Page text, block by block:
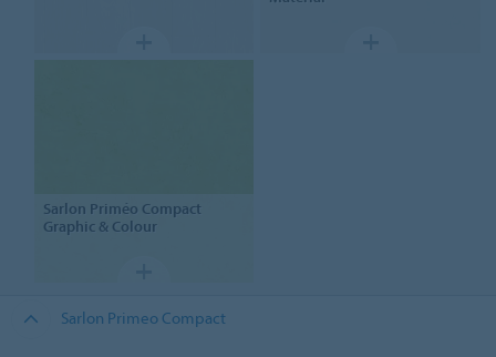
Sarlon Priméo Compact
Graphic & Colour
Sarlon Primeo Compact